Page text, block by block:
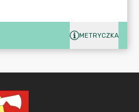
METRYCZKA